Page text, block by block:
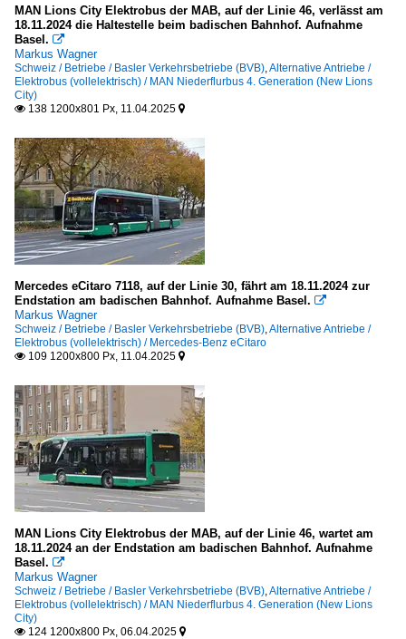
MAN Lions City Elektrobus der MAB, auf der Linie 46, verlässt am
18.11.2024 die Haltestelle beim badischen Bahnhof. Aufnahme
Basel. 
Markus Wagner
Schweiz / Betriebe / Basler Verkehrsbetriebe (BVB),Alternative Antriebe /
Elektrobus (vollelektrisch) / MAN Niederflurbus 4. Generation (New Lions
City)
 138 1200x801 Px, 11.04.2025 
Mercedes eCitaro 7118, auf der Linie 30, fährt am 18.11.2024 zur
Endstation am badischen Bahnhof. Aufnahme Basel. 
Markus Wagner
Schweiz / Betriebe / Basler Verkehrsbetriebe (BVB),Alternative Antriebe /
Elektrobus (vollelektrisch) / Mercedes-Benz eCitaro
 109 1200x800 Px, 11.04.2025 
MAN Lions City Elektrobus der MAB, auf der Linie 46, wartet am
18.11.2024 an der Endstation am badischen Bahnhof. Aufnahme
Basel. 
Markus Wagner
Schweiz / Betriebe / Basler Verkehrsbetriebe (BVB),Alternative Antriebe /
Elektrobus (vollelektrisch) / MAN Niederflurbus 4. Generation (New Lions
City)
 124 1200x800 Px, 06.04.2025 